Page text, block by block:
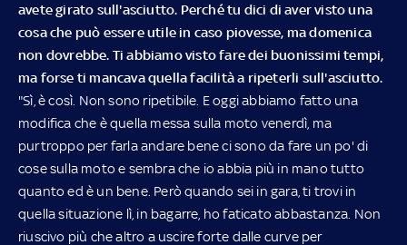
avete girato sull'asciutto. Perché tu dici di aver visto una
cosa che può essere utile in caso piovesse, ma domenica
non dovrebbe. Ti abbiamo visto fare dei buonissimi tempi,
ma forse ti mancava quella facilità a ripeterli sull'asciutto.
"Sì, è così. Non sono ripetibile. E oggi abbiamo fatto una
modifica che è quella messa sulla moto venerdì, ma
purtroppo per farla andare bene ci sono da fare un po' di
cose sulla moto e sembra che io abbia più in mano tutto
quanto ed è un bene. Però quando sei in gara, ti trovi in
quella situazione lì, in bagarre, ho faticato abbastanza. Non
riuscivo più che altro a uscire forte dalle curve per